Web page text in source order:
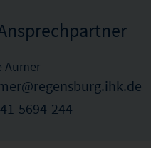
Aumer
5694-244